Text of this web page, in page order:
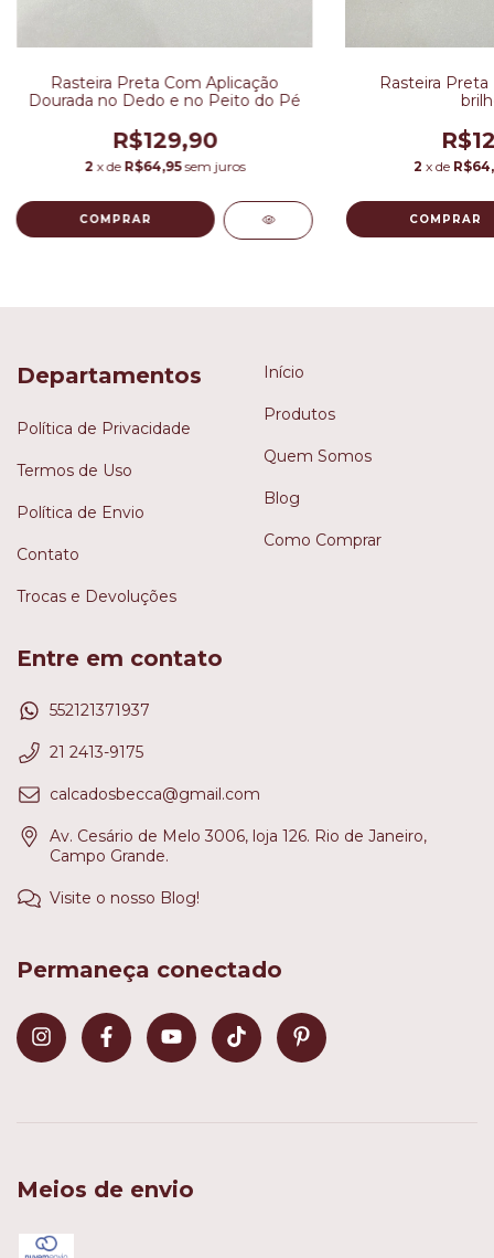
Rasteira Preta Com Aplicação
Dourada no Dedo e no Peito do Pé
R$129,90
2 x de R$64,95 sem juros
COMPRAR
Rasteira
2 x de
COMPRAR
Departamentos
Política de Privacidade
Termos de Uso
Política de Envio
Contato
Trocas e Devoluções
Início
Produtos
Quem Somos
Blog
Como Comprar
Entre em contato
552121371937
21 2413-9175
calcadosbecca@gmail.com
Av. Cesário de Melo 3006, loja 126. Rio de Janeiro,
Campo Grande.
Visite o nosso Blog!
Permaneça conectado
Meios de envio